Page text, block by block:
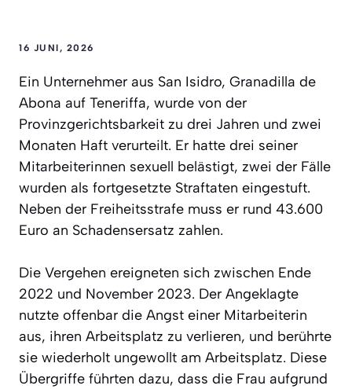
16 JUNI, 2026
Ein Unternehmer aus San Isidro, Granadilla de
Abona auf Teneriffa, wurde von der
Provinzgerichtsbarkeit zu drei Jahren und zwei
Monaten Haft verurteilt. Er hatte drei seiner
Mitarbeiterinnen sexuell belästigt, zwei der Fälle
wurden als fortgesetzte Straftaten eingestuft.
Neben der Freiheitsstrafe muss er rund 43.600
Euro an Schadensersatz zahlen.
Die Vergehen ereigneten sich zwischen Ende
2022 und November 2023. Der Angeklagte
nutzte offenbar die Angst einer Mitarbeiterin
aus, ihren Arbeitsplatz zu verlieren, und berührte
sie wiederholt ungewollt am Arbeitsplatz. Diese
Übergriffe führten dazu, dass die Frau aufgrund